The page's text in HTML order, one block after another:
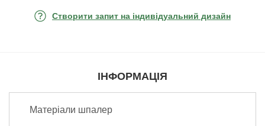
Створити запит на індивідуальний дизайн
ІНФОРМАЦІЯ
Матеріали шпалер